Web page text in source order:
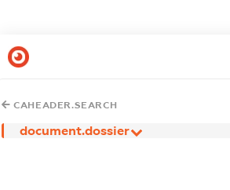
CAHEADER.SEARCH
document.dossier